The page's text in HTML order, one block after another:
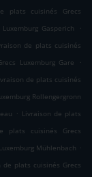
plats cuisinés Grecs
Gasperich
.
de plats cuisinés
Luxemburg Gare
.
de plats cuisinés
Rollengergronn
. Livraison de plats
plats cuisinés Grecs
Mühlenbach .
de plats cuisinés Grecs